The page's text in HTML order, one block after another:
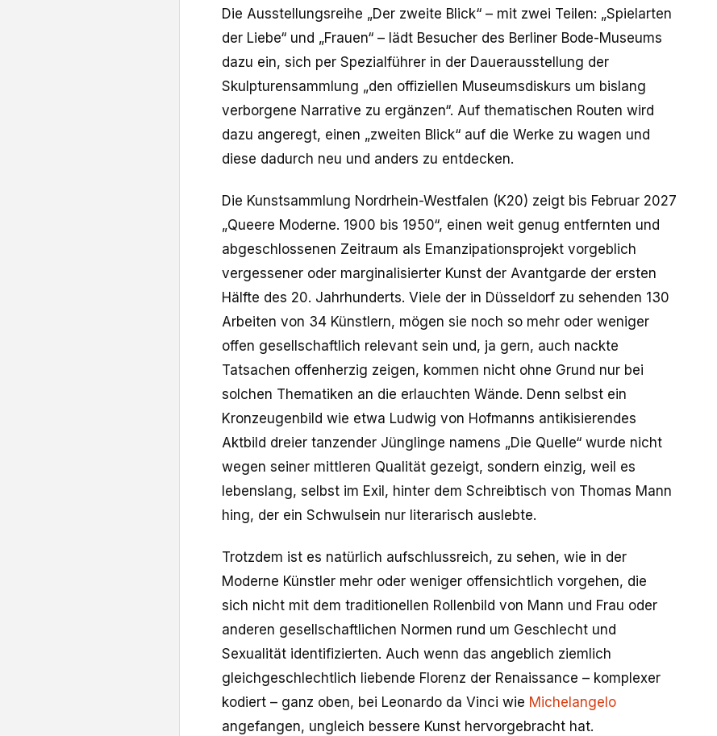
Die Ausstellungsreihe „Der zweite Blick“ – mit zwei Teilen: „Spielarten
der Liebe“ und „Frauen“ – lädt Besucher des Berliner Bode-Museums
dazu ein, sich per Spezialführer in der Dauerausstellung der
Skulpturensammlung „den offiziellen Museumsdiskurs um bislang
verborgene Narrative zu ergänzen“. Auf thematischen Routen wird
dazu angeregt, einen „zweiten Blick“ auf die Werke zu wagen und
diese dadurch neu und anders zu entdecken.
Die Kunstsammlung Nordrhein-Westfalen (K20) zeigt bis Februar 2027
„Queere Moderne. 1900 bis 1950“, einen weit genug entfernten und
abgeschlossenen Zeitraum als Emanzipationsprojekt vorgeblich
vergessener oder marginalisierter Kunst der Avantgarde der ersten
Hälfte des 20. Jahrhunderts. Viele der in Düsseldorf zu sehenden 130
Arbeiten von 34 Künstlern, mögen sie noch so mehr oder weniger
offen gesellschaftlich relevant sein und, ja gern, auch nackte
Tatsachen offenherzig zeigen, kommen nicht ohne Grund nur bei
solchen Thematiken an die erlauchten Wände. Denn selbst ein
Kronzeugenbild wie etwa Ludwig von Hofmanns antikisierendes
Aktbild dreier tanzender Jünglinge namens „Die Quelle“ wurde nicht
wegen seiner mittleren Qualität gezeigt, sondern einzig, weil es
lebenslang, selbst im Exil, hinter dem Schreibtisch von Thomas Mann
hing, der ein Schwulsein nur literarisch auslebte.
Trotzdem ist es natürlich aufschlussreich, zu sehen, wie in der
Moderne Künstler mehr oder weniger offensichtlich vorgehen, die
sich nicht mit dem traditionellen Rollenbild von Mann und Frau oder
anderen gesellschaftlichen Normen rund um Geschlecht und
Sexualität identifizierten. Auch wenn das angeblich ziemlich
gleichgeschlechtlich liebende Florenz der Renaissance – komplexer
kodiert – ganz oben, bei Leonardo da Vinci wie Michelangelo
angefangen, ungleich bessere Kunst hervorgebracht hat.